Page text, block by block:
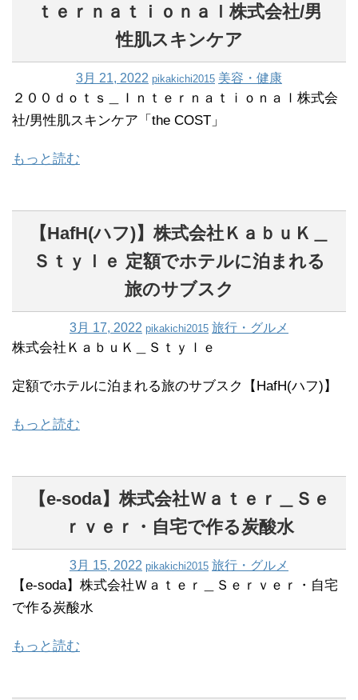
ｔｅｒｎａｔｉｏｎａｌ株式会社/男
性肌スキンケア
3月 21, 2022 pikakichi2015 美容・健康
２００ｄｏｔｓ＿Ｉｎｔｅｒｎａｔｉｏｎａｌ株式会
社/男性肌スキンケア「the COST」
もっと読む
【HafH(ハフ)】株式会社ＫａｂｕＫ＿
Ｓｔｙｌｅ 定額でホテルに泊まれる
旅のサブスク
3月 17, 2022 pikakichi2015 旅行・グルメ
株式会社ＫａｂｕＫ＿Ｓｔｙｌｅ
定額でホテルに泊まれる旅のサブスク【HafH(ハフ)】
もっと読む
【e-soda】株式会社Ｗａｔｅｒ＿Ｓｅ
ｒｖｅｒ・自宅で作る炭酸水
3月 15, 2022 pikakichi2015 旅行・グルメ
【e-soda】株式会社Ｗａｔｅｒ＿Ｓｅｒｖｅｒ・自宅
で作る炭酸水
もっと読む